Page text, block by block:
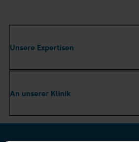
Unsere Expertisen
Zentren
Ambulante Versorgung & Praxen
Therapie & Pflege
An unserer Klinik
Ihr Aufenthalt